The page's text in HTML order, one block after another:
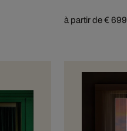
à partir de € 699